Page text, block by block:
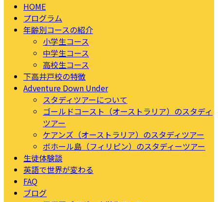
HOME
プログラム
年齢別コースの紹介
小学生コース
中学生コース
高校生コース
下高井戸校の特徴
Adventure Down Under
スタディツアーについて
ゴールドコースト（オーストラリア）のスタディ
ツアー
ケアンズ（オーストラリア）のスタディツアー
ボホール島（フィリピン）のスタディーツアー
生徒体験談
英語で世界が変わる
FAQ
ブログ